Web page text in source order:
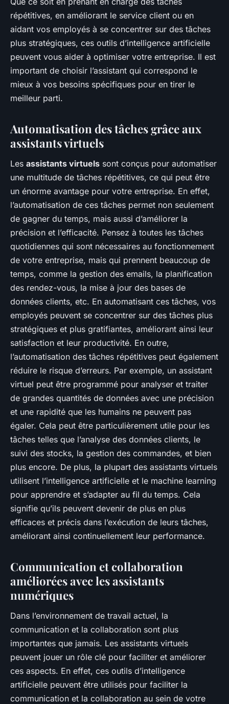
répétitives, en améliorant le service client ou en
aidant vos employés à se concentrer sur des tâches
plus stratégiques, ces outils d’intelligence artificielle
peuvent vous aider à optimiser votre entreprise. Il est
important de choisir l’assistant qui correspond le
mieux à vos besoins spécifiques pour en tirer le
meilleur parti.
Automatisation des tâches grâce aux
assistants virtuels
Les assistants virtuels sont conçus pour automatiser
une multitude de tâches répétitives, ce qui peut être
un énorme avantage pour votre entreprise. En effet,
l’automatisation de ces tâches permet non seulement
de gagner du temps, mais aussi d’améliorer la
précision et l’efficacité. Pensez à toutes les tâches
quotidiennes qui sont nécessaires au fonctionnement
de votre entreprise, mais qui prennent beaucoup de
temps, comme la gestion des emails, la planification
des rendez-vous, la mise à jour des bases de
données clients, etc. En automatisant ces tâches, vos
employés peuvent se concentrer sur des tâches plus
stratégiques et plus gratifiantes, améliorant ainsi leur
satisfaction et leur productivité. En outre,
l’automatisation des tâches répétitives peut également
réduire le risque d’erreurs. Par exemple, un assistant
virtuel peut être programmé pour analyser et traiter
de grandes quantités de données avec une précision
et une rapidité que les humains ne peuvent pas
égaler. Cela peut être particulièrement utile pour les
tâches telles que l’analyse des données clients, le
suivi des stocks, la gestion des commandes, et bien
plus encore. De plus, la plupart des assistants virtuels
utilisent l’intelligence artificielle et le machine learning
pour apprendre et s’adapter au fil du temps. Cela
signifie qu’ils peuvent devenir de plus en plus
efficaces et précis dans l’exécution de leurs tâches,
améliorant ainsi continuellement leur performance.
Communication et collaboration
améliorées avec les assistants
numériques
Dans l’environnement de travail actuel, la
communication et la collaboration sont plus
importantes que jamais. Les assistants virtuels
peuvent jouer un rôle clé pour faciliter et améliorer
ces aspects. En effet, ces outils d’intelligence
artificielle peuvent être utilisés pour faciliter la
communication et la collaboration au sein de votre